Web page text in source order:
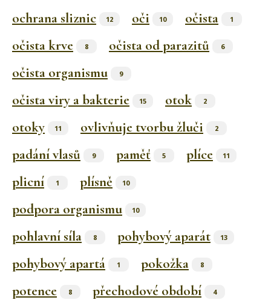
ochrana sliznic 12 oči 10 očista 1
očista krve 8 očista od parazitů 6
očista organismu 9
očista viry a bakterie 15 otok 2
otoky 11 ovlivňuje tvorbu žluči 2
padání vlasů 9 paměť 5 plíce 11
plicní 1 plísně 10
podpora organismu 10
pohlavní síla 8 pohybový aparát 13
pohybový apartá 1 pokožka 8
potence 8 přechodové období 4